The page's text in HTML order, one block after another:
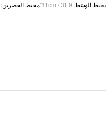
الوَسَط:
81cm / 31.9" محيط الخصرين: